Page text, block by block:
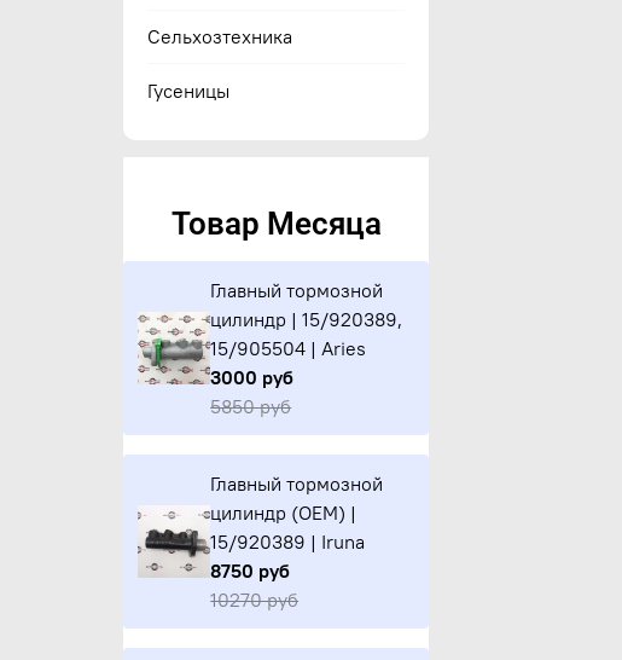
Сельхозтехника
Гусеницы
Товар Месяца
Главный тормозной
цилиндр | 15/920389,
15/905504 | Aries
3000 руб
5850 руб
Главный тормозной
цилиндр (OEM) |
15/920389 | Iruna
8750 руб
10270 руб